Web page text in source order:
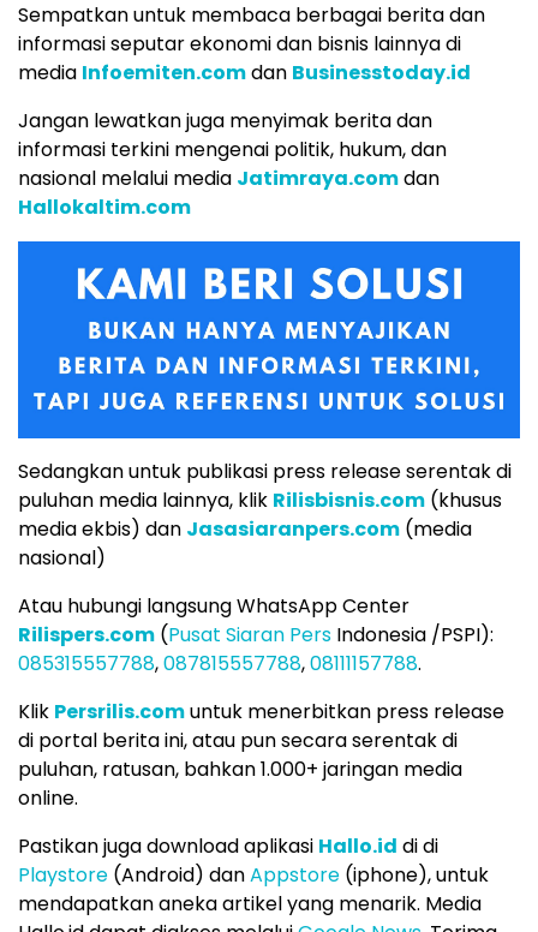
Sempatkan untuk membaca berbagai berita dan
informasi seputar ekonomi dan bisnis lainnya di
media Infoemiten.comdan Businesstoday.id
Jangan lewatkan juga menyimak berita dan
informasi terkini mengenai politik, hukum, dan
nasional melalui media Jatimraya.comdan
Hallokaltim.com
Sedangkan untuk publikasi press release serentak di
puluhan media lainnya, klik Rilisbisnis.com (khusus
media ekbis) dan Jasasiaranpers.com (media
nasional)
Atau hubungi langsung WhatsApp Center
Rilispers.com (Pusat Siaran Pers Indonesia /PSPI):
085315557788,087815557788,08111157788.
Klik Persrilis.comuntuk menerbitkan press release
di portal berita ini, atau pun secara serentak di
puluhan, ratusan, bahkan 1.000+ jaringan media
online.
Pastikan juga download aplikasi Hallo.id di di
Playstore (Android) danAppstore (iphone), untuk
mendapatkan aneka artikel yang menarik. Media